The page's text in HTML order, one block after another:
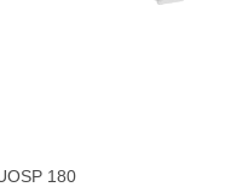
180